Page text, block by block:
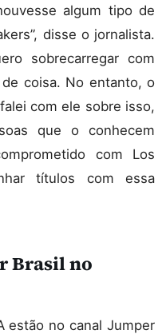
algum tipo de
disse o jornalista.
sobrecarregar com
coisa. No entanto, o
com ele sobre isso,
que o conhecem
com Los
títulos com essa
Brasil no
estão no canal Jumper